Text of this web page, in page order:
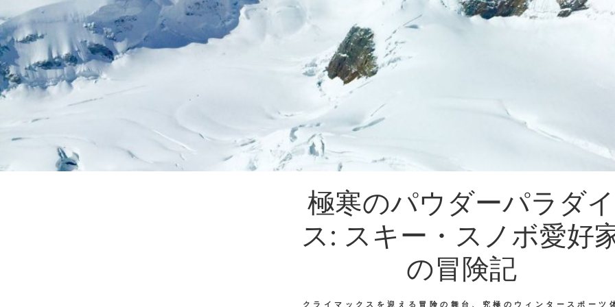
極寒のパウダーパラダイ
ス: スキー・スノボ愛好
の冒険記
クライマックスを迎える冒険の舞台、究極のウィンタースポーツ